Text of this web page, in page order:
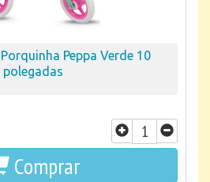
Peppa Verde 10
polegadas
Comprar